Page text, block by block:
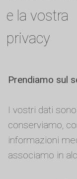
e la vostra
privacy
Prendiamo sul
I vostri dati
conserviamo,
informazioni
associamo in